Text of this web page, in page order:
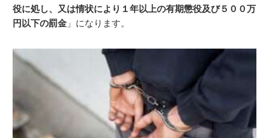
役に処し、又は情状により１年以上の有期懲役及び５００万
円以下の罰金 」になります。